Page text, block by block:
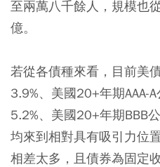
至兩萬八千餘人，規模也
億。
若從各債種來看，目前美
3.9%、美國20+年期AAA-
5.2%、美國20+年期BBB
均來到相對具有吸引力位
相差太多，且債券為固定